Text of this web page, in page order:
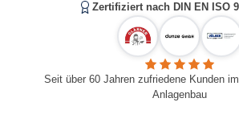
Zertifiziert nach DIN EN ISO
Seit über 60 Jahren zufriedene Kunden
Anlagenbau